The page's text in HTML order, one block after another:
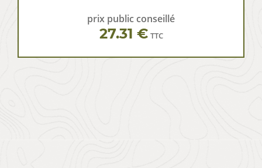
prix public conseillé
27.31 € TTC